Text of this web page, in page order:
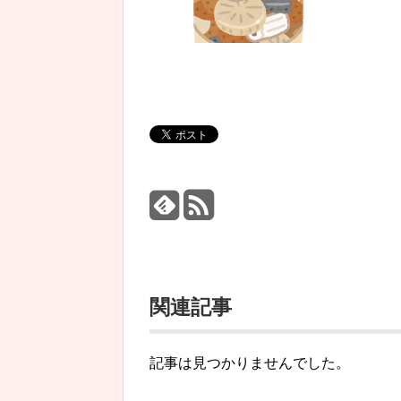
関連記事
記事は見つかりませんでした。